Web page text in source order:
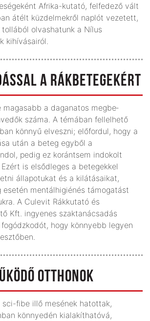
Afrika-kutató, felfedező vált
átélt küzdelmekről naplót vezetett,
olvashatunk a Nílus
kihívásairól.
A RÁKBETEGEKÉRT
magasabb a daganatos meg­be­
száma. A témában fellelhető
könnyű elveszni; előfordul, hogy a
után a beteg egyből a
pedig ez korántsem indokolt
is elsődleges a betegekkel
állapotukat és a kilátásaikat,
esetén mentálhigiénés támogatást
A Culevit Rákkutató és
Kft. ingyenes szaktanácsadás
hogy könnyebb legyen
OTTHONOK
sci-fibe illő mesének hatottak,
könnyedén kialakíthatóvá,